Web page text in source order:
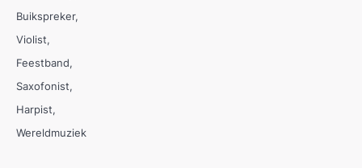
Buikspreker
Violist
Feestband
Saxofonist
Harpist
Wereldmuziek